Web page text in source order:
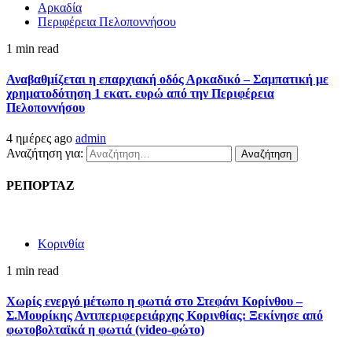
Αρκαδία
Περιφέρεια Πελοποννήσου
1 min read
Αναβαθμίζεται η επαρχιακή οδός Αρκαδικό – Σαμπατική με
χρηματοδότηση 1 εκατ. ευρώ από την Περιφέρεια
Πελοποννήσου
4 ημέρες ago admin
Αναζήτηση για:
ΡΕΠΟΡΤΑΖ
Κορινθία
1 min read
Χωρίς ενεργό μέτωπο η φωτιά στο Στεφάνι Κορίνθου –
Σ.Μουρίκης Αντιπεριφερειάρχης Κορινθίας: Ξεκίνησε από
φωτοβολταϊκά η φωτιά (video-φώτο)